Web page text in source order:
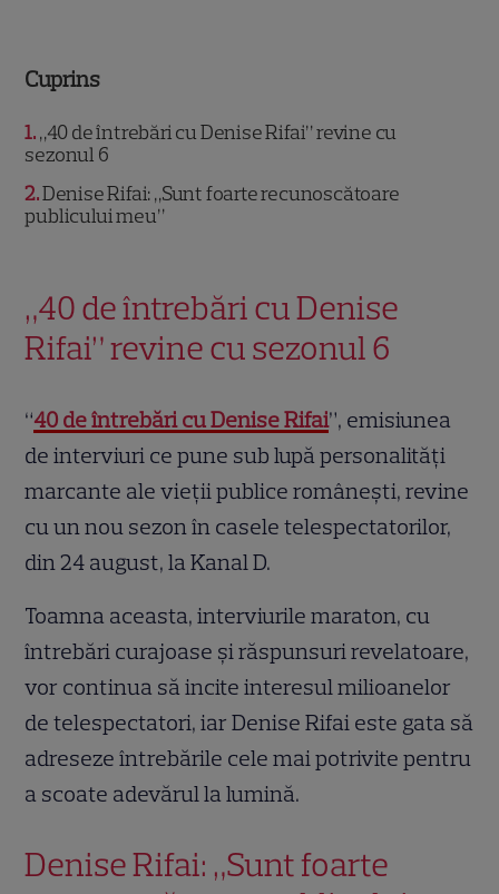
Cuprins
1 „40 de întrebări cu Denise Rifai” revine cu
sezonul 6
2 Denise Rifai: „Sunt foarte recunoscătoare
publicului meu”
„40 de întrebări cu Denise
Rifai” revine cu sezonul 6
“40 de întrebări cu Denise Rifai”, emisiunea
de interviuri ce pune sub lupă personalități
marcante ale vieții publice românești, revine
cu un nou sezon în casele telespectatorilor,
din 24 august, la Kanal D.
Toamna aceasta, interviurile maraton, cu
întrebări curajoase și răspunsuri revelatoare,
vor continua să incite interesul milioanelor
de telespectatori, iar Denise Rifai este gata să
adreseze întrebările cele mai potrivite pentru
a scoate adevărul la lumină.
Denise Rifai: „Sunt foarte